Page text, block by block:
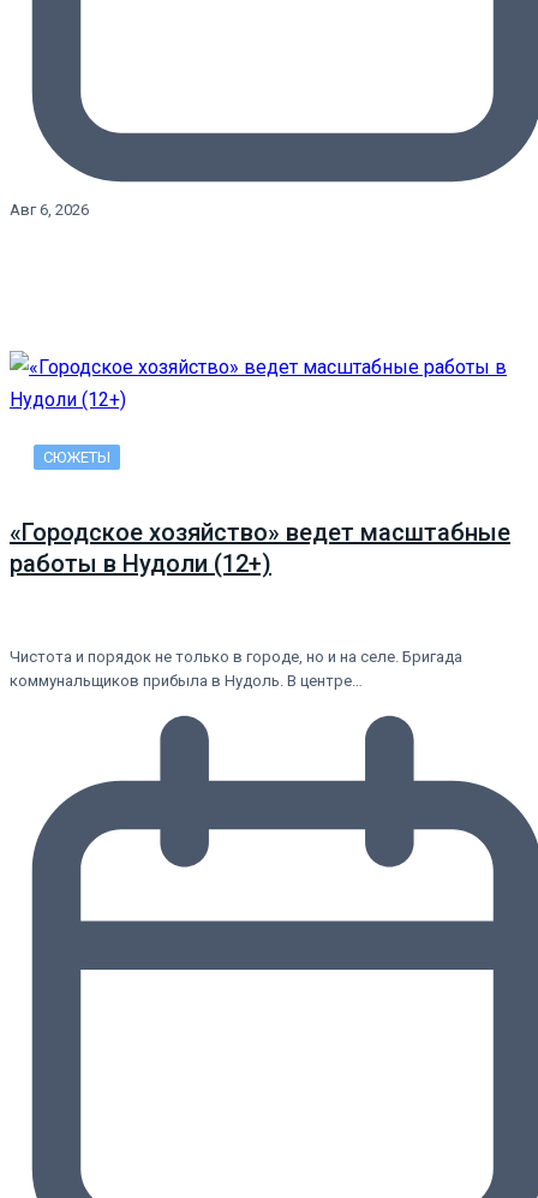
Авг 6, 2026
СЮЖЕТЫ
«Городское хозяйство» ведет масштабные
работы в Нудоли (12+)
Чистота и порядок не только в городе, но и на селе. Бригада
коммунальщиков прибыла в Нудоль. В центре…